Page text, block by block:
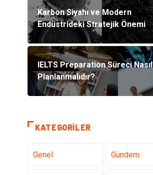
Karbon Siyahı ve Modern
Endüstrideki Stratejik Önemi
IELTS Preparation Süreci Nasıl
Planlanmalıdır?
KATEGORILER
Genel Gündem